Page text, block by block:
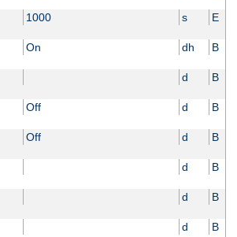
1000 s E
On dh B
d B
Off d B
Off d B
d B
d B
d B